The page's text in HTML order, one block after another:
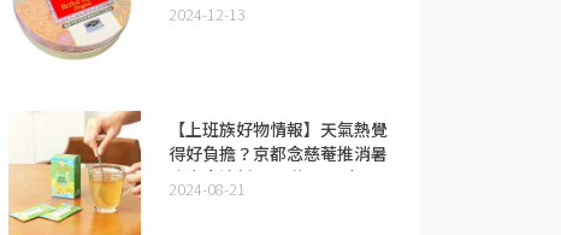
2024-12-13
【上班族好物情報】天氣熱覺
得好負擔？京都念慈菴推消暑
降火小清新！30秒DIY一杯
「草本積熱清」
2024-08-21